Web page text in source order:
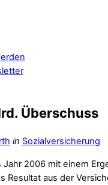
Überschuss
in Sozialversicherung
Jahr 2006 mit einem
Resultat aus der